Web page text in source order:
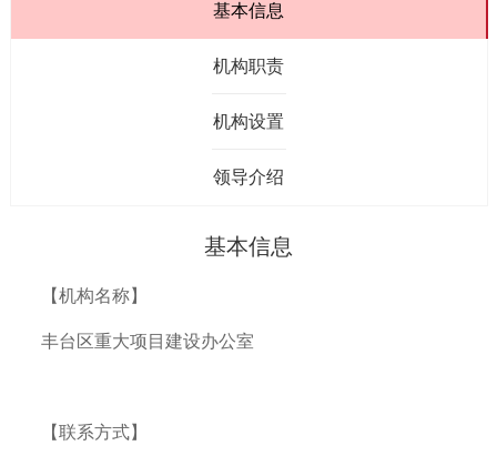
基本信息
机构职责
机构设置
领导介绍
基本信息
【机构名称】
丰台区重大项目建设办公室
【联系方式】